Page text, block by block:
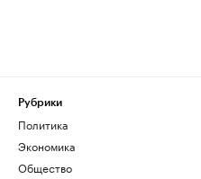
Рубрики
Политика
Экономика
Общество